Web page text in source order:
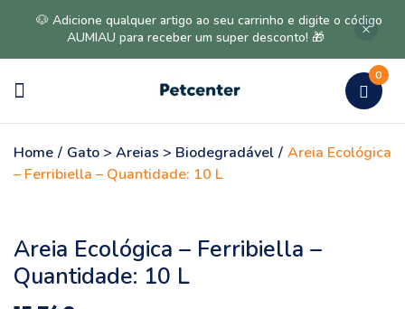
🐶 Adicione qualquer artigo ao seu carrinho e digite o código
AUMIAU para receber um super desconto! 🎁
0
Home / Gato > Areias > Biodegradável / Areia Ecológica
– Ferribiella – Quantidade: 10 L
Areia Ecológica – Ferribiella –
Quantidade: 10 L